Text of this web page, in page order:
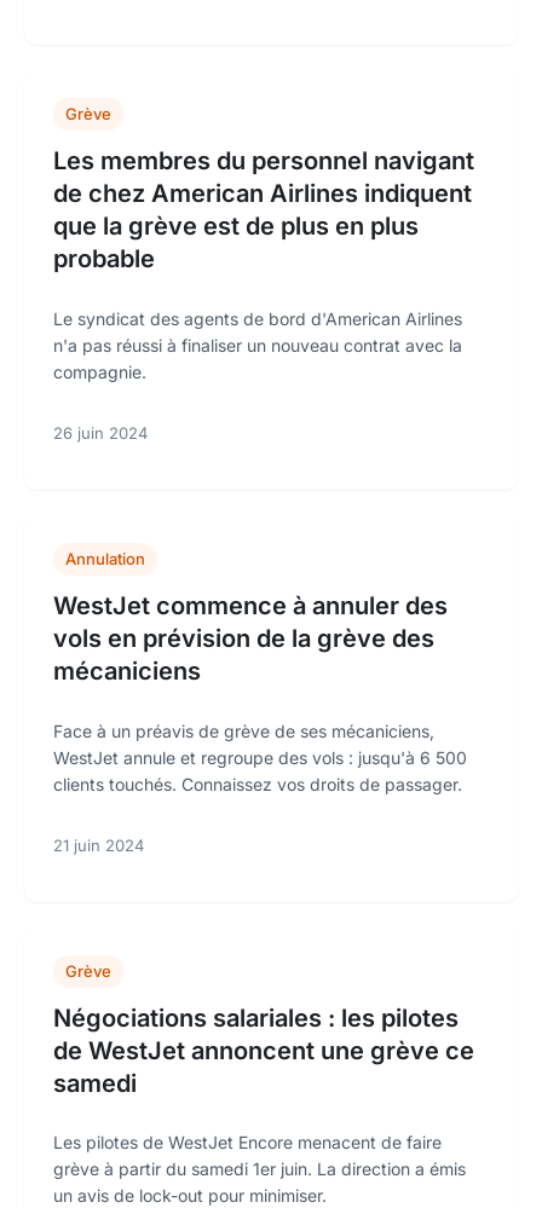
Grève
Les membres du personnel navigant
de chez American Airlines indiquent
que la grève est de plus en plus
probable
Le syndicat des agents de bord d'American Airlines
n'a pas réussi à finaliser un nouveau contrat avec la
compagnie.
26 juin 2024
Annulation
WestJet commence à annuler des
vols en prévision de la grève des
mécaniciens
Face à un préavis de grève de ses mécaniciens,
WestJet annule et regroupe des vols : jusqu'à 6 500
clients touchés. Connaissez vos droits de passager.
21 juin 2024
Grève
Négociations salariales : les pilotes
de WestJet annoncent une grève ce
samedi
Les pilotes de WestJet Encore menacent de faire
grève à partir du samedi 1er juin. La direction a émis
un avis de lock-out pour minimiser.